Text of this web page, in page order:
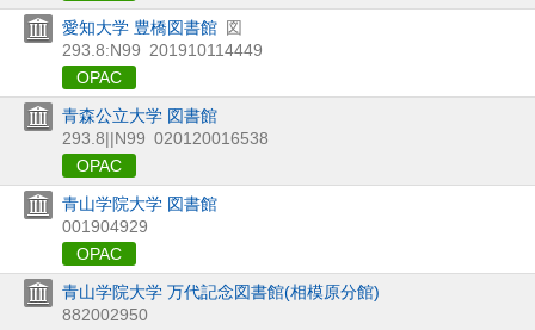
愛知大学 豊橋図書館 図
293.8:N99 201910114449
OPAC
青森公立大学 図書館
293.8||N99 020120016538
OPAC
青山学院大学 図書館
001904929
OPAC
青山学院大学 万代記念図書館(相模原分館)
882002950